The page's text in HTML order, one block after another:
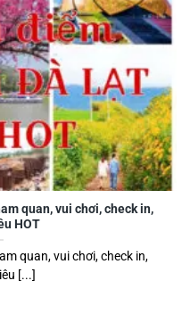
quan, vui chơi, check in,
HOT
quan, vui chơi, check in,
[...]